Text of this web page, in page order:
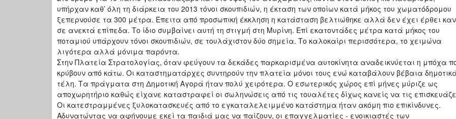
υπήρχαν καθ’ όλη τη διάρκεια του 2013 τόνοι σκουπιδιών, η έκταση των οποίων κατά μήκος του χωματόδρομου
ξεπερνούσε τα 300 μέτρα. Έπειτα από προσωπική έκκληση η κατάσταση βελτιώθηκε αλλά δεν έχει έρθει καν
σε ανεκτά επίπεδα. Το ίδιο συμβαίνει αυτή τη στιγμή στη Μυρίνη. Επί εκατοντάδες μέτρα κατά μήκος του
ποταμιού υπάρχουν τόνοι σκουπιδιών, σε τουλάχιστον δύο σημεία. Το καλοκαίρι περισσότερα, το χειμώνα
λιγότερα αλλά μόνιμα παρόντα.
Στην Πλατεία Στρατολογίας, όταν φεύγουν τα δεκάδες παρκαρισμένα αυτοκίνητα αναδεικνύεται η μπόχα
κρύβουν από κάτω. Οι καταστηματάρχες συντηρούν την πλατεία μόνοι τους ενώ καταβάλουν βέβαια
τέλη. Τα πράγματα στη Δημοτική Αγορά ήταν πολύ χειρότερα. Ο εσωτερικός χώρος επί μήνες μύριζε ως
αποχωρητήριο καθώς είχανε καταστραφεί οι σωληνώσεις από τις τουαλέτες δίχως κανείς να τις
Οι κατεστραμμένες ξυλοκατασκευές από το εγκαταλελειμμένο κατάστημα ήταν ακόμη πιο επικίνδυνες.
Αδυνατώντας να αφήνουμε εκεί τα παιδιά μας να παίζουν, οι επαγγελματίες - ενοικιαστές των